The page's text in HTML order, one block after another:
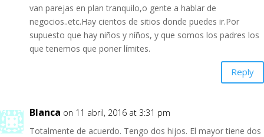
van parejas en plan tranquilo,o gente a hablar de
negocios..etc.Hay cientos de sitios donde puedes ir.Por
supuesto que hay niños y níños, y que somos los padres los
que tenemos que poner límites.
Reply
Blanca on 11 abril, 2016 at 3:31 pm
Totalmente de acuerdo. Tengo dos hijos. El mayor tiene dos